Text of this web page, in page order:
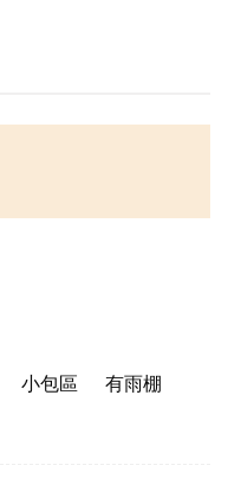
小包區
有雨棚